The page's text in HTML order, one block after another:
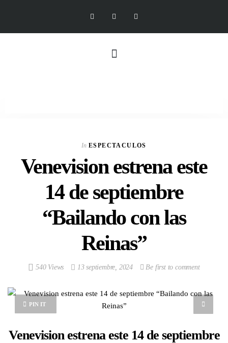
In ESPECTACULOS
Venevision estrena este
14 de septiembre
“Bailando con las
Reinas”
540 Views 13 septiembre, 2024 Be first to comment
PIN IT
Venevision estrena este 14 de septiembre